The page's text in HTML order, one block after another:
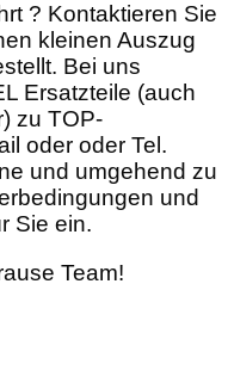
? Kontaktieren Sie
kleinen Auszug
Bei uns
Ersatzteile (auch
zu TOP-
oder oder Tel.
und umgehend zu
und
Sie ein.
Team!